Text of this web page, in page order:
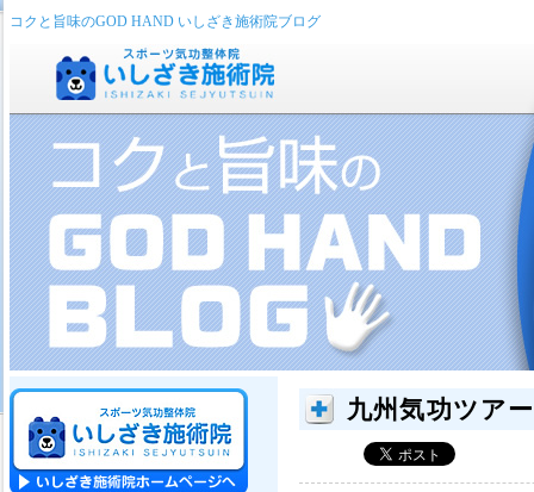
コクと旨味のGOD HAND いしざき施術院ブログ
九州気功ツア